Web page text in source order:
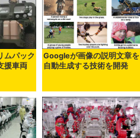
ムパック
援車両
Googleが画像の説明文章を
自動生成する技術を開発